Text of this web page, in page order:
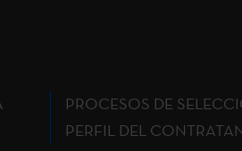
PROCESOS DE
PERFIL DEL